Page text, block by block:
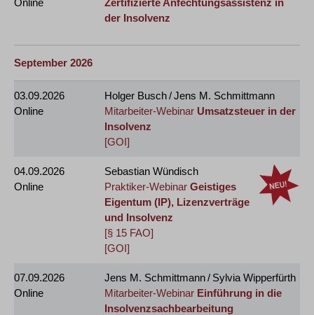
Online
Zertifizierte Anfechtungsassistenz in
der Insolvenz
September 2026
03.09.2026
Online
Holger Busch / Jens M. Schmittmann
Mitarbeiter-Webinar Umsatzsteuer in der
Insolvenz
[GOI]
04.09.2026
Online
Sebastian Wündisch
Praktiker-Webinar Geistiges
Eigentum (IP), Lizenzverträge
und Insolvenz
[§ 15 FAO]
[GOI]
07.09.2026
Online
Jens M. Schmittmann / Sylvia Wipperfürth
Mitarbeiter-Webinar Einführung in die
Insolvenzsachbearbeitung